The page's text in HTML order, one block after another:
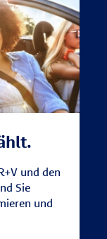
und den
Sie
und